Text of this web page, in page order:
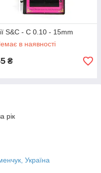
S&C - C 0.10 - 15mm
в наявності
₴
рік
Україна